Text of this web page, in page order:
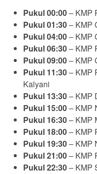
Pukul 00:00– KMP
Pukul 01:30– KMP
Pukul 04:00– KMP
Pukul 06:30– KMP
Pukul 09:00– KMP
Pukul 11:30– KMP
Kalyani
Pukul 13:30– KMP
Pukul 15:00– KMP
Pukul 16:30– KMP
Pukul 18:00– KMP
Pukul 19:30– KMP
Pukul 21:00– KMP
Pukul 22:30– KMP